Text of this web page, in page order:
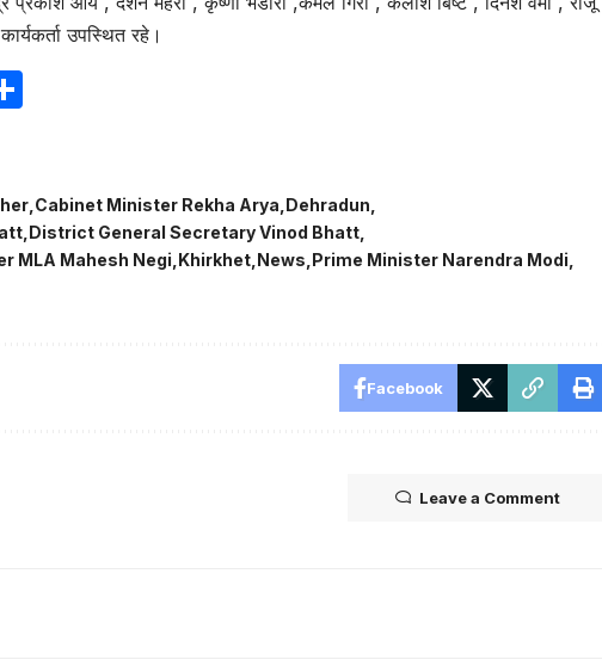
उपस्थित रहे।
Cabinet Minister Rekha Arya Dehradun
District General Secretary Vinod Bhatt
MLA Mahesh Negi Khirkhet News Prime Minister Narendra Modi
Facebook
Leave a Comment